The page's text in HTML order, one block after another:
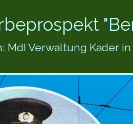
MdI Verwaltung Kader